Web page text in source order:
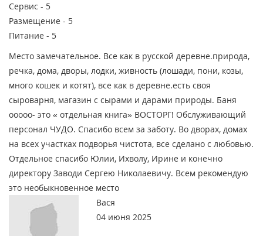
Сервис - 5
Размещение - 5
Питание - 5
Место замечательное. Все как в русской деревне.природа,
речка, дома, дворы, лодки, живность (лошади, пони, козы,
много кошек и котят), все как в деревне.есть своя
сыроварня, магазин с сырами и дарами природы. Баня
ооооо- это « отдельная книга» ВОСТОРГ! Обслуживающий
персонал ЧУДО. Спасибо всем за заботу. Во дворах, домах
на всех участках подворья чистота, все сделано с любовью.
Отдельное спасибо Юлии, Ихволу, Ирине и конечно
директору Заводи Сергею Николаевичу. Всем рекомендую
это необыкновенное место
Вася
04 июня 2025